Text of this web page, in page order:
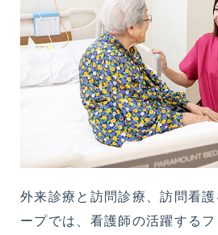
採用情報
介護老人保健施設
高良台
高良台シニアビレッジ
地域包括ケアステーション
高良台
外来診療と訪問診療、訪問看
ープでは、看護師の活躍する